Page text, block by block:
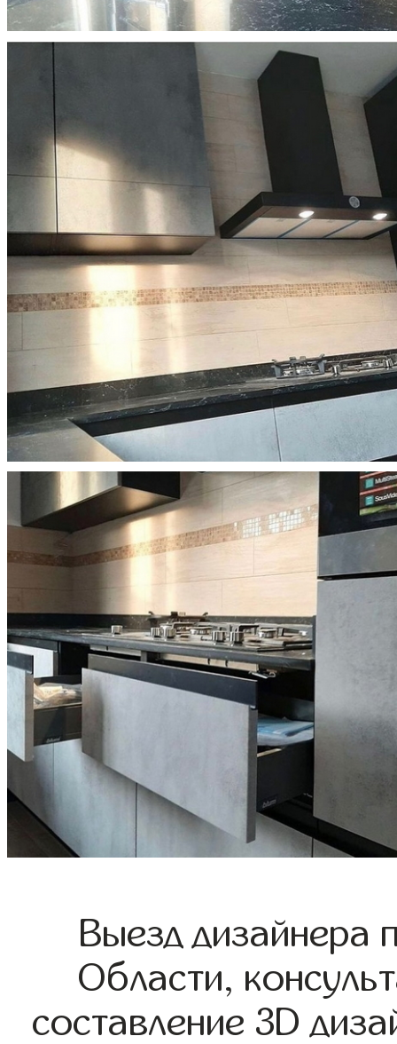
Выезд дизайнера
Области,
составление 3D